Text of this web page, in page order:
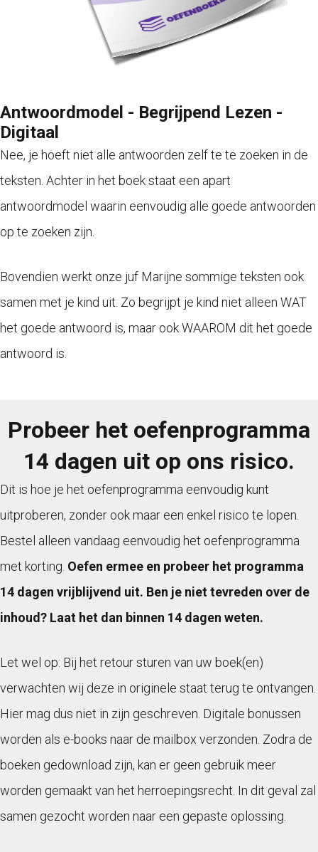
Antwoordmodel - Begrijpend Lezen -
Digitaal
Nee, je hoeft niet alle antwoorden zelf te te zoeken in de
teksten. Achter in het boek staat een apart
antwoordmodel waarin eenvoudig alle goede antwoorden
op te zoeken zijn.
Bovendien werkt onze juf Marijne sommige teksten ook
samen met je kind uit. Zo begrijpt je kind niet alleen WAT
het goede antwoord is, maar ook WAAROM dit het goede
antwoord is.
Probeer het oefenprogramma
14 dagen uit op ons risico.
Dit is hoe je het oefenprogramma eenvoudig kunt
uitproberen, zonder ook maar een enkel risico te lopen.
Bestel alleen vandaag eenvoudig het oefenprogramma
met korting. Oefen ermee en probeer het programma
14 dagen vrijblijvend uit. Ben je niet tevreden over de
inhoud? Laat het dan binnen 14 dagen weten.
Let wel op: Bij het retour sturen van uw boek(en)
verwachten wij deze in originele staat terug te ontvangen.
Hier mag dus niet in zijn geschreven. Digitale bonussen
worden als e-books naar de mailbox verzonden. Zodra de
boeken gedownload zijn, kan er geen gebruik meer
worden gemaakt van het herroepingsrecht. In dit geval zal
samen gezocht worden naar een gepaste oplossing.